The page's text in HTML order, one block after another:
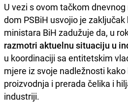
U vezi s ovom tačkom
dom PSBiH usvojio je
ministara BiH zadužuje da, u
razmotri aktuelnu situaciju u
u koordinaciji sa entitetskim
mjere iz svoje nadležnosti kako
proizvodnja i prerada čelika i
industriji.